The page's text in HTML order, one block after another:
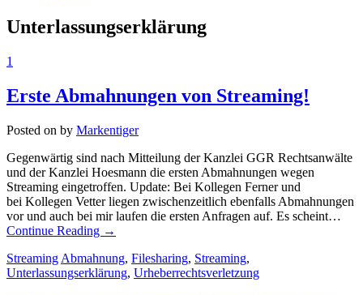
Unterlassungserklärung
1
Erste Abmahnungen von Streaming!
Posted on by Markentiger
Gegenwärtig sind nach Mitteilung der Kanzlei GGR Rechtsanwälte
und der Kanzlei Hoesmann die ersten Abmahnungen wegen
Streaming eingetroffen. Update: Bei Kollegen Ferner und
bei Kollegen Vetter liegen zwischenzeitlich ebenfalls Abmahnungen
vor und auch bei mir laufen die ersten Anfragen auf. Es scheint…
Continue Reading →
Streaming Abmahnung, Filesharing, Streaming,
Unterlassungserklärung, Urheberrechtsverletzung